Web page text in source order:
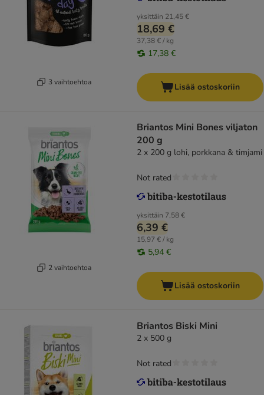
3 vaihtoehtoa
yksittäin 21,45 €
18,69 €
37,38 € / kg
17,38 €
Lisää ostoskoriin
2 vaihtoehtoa
Briantos Mini Bones viljaton
200 g
2 x 200 g lohi, porkkana & timjami
yksittäin 7,58 €
6,39 €
15,97 € / kg
5,94 €
Not rated
Lisää ostoskoriin
Briantos Biski Mini
2 x 500 g
Not rated